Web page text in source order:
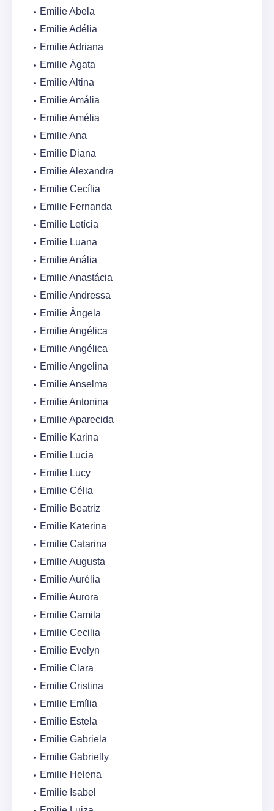
Emilie Abela
Emilie Adélia
Emilie Adriana
Emilie Ágata
Emilie Altina
Emilie Amália
Emilie Amélia
Emilie Ana
Emilie Diana
Emilie Alexandra
Emilie Cecília
Emilie Fernanda
Emilie Letícia
Emilie Luana
Emilie Anália
Emilie Anastácia
Emilie Andressa
Emilie Ângela
Emilie Angélica
Emilie Angélica
Emilie Angelina
Emilie Anselma
Emilie Antonina
Emilie Aparecida
Emilie Karina
Emilie Lucia
Emilie Lucy
Emilie Célia
Emilie Beatriz
Emilie Katerina
Emilie Catarina
Emilie Augusta
Emilie Aurélia
Emilie Aurora
Emilie Camila
Emilie Cecilia
Emilie Evelyn
Emilie Clara
Emilie Cristina
Emilie Emília
Emilie Estela
Emilie Gabriela
Emilie Gabrielly
Emilie Helena
Emilie Isabel